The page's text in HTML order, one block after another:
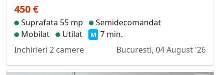
450 €
Suprafata 55 mp
Semidecomandat
Mobilat
Utilat M 7 min.
Inchirieri 2 camere
Bucuresti, 04 August '26